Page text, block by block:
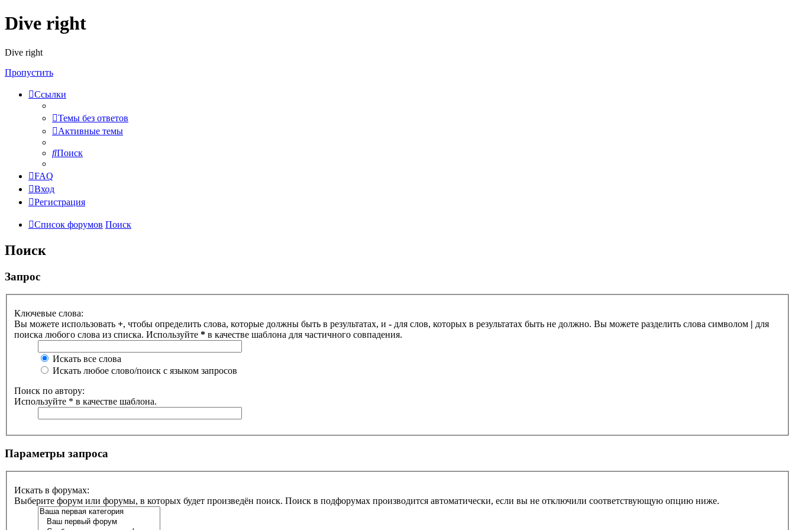
Dive right
Dive right
Пропустить
Ссылки
Темы без ответов
Активные темы
Поиск
FAQ
Вход
Регистрация
Список форумов Поиск
Поиск
Запрос
Ключевые слова:
Вы можете использовать +, чтобы определить слова, которые должны быть в результатах, и - для слов, которых в результатах быть не должно. Вы можете разделить слова символом | для
поиска любого слова из списка. Используйте * в качестве шаблона для частичного совпадения.
Искать все слова
Искать любое слово/поиск с языком запросов
Поиск по автору:
Используйте * в качестве шаблона.
Параметры запроса
Искать в форумах:
Выберите форум или форумы, в которых будет произведён поиск. Поиск в подфорумах производится автоматически, если вы не отключили соответствующую опцию ниже.